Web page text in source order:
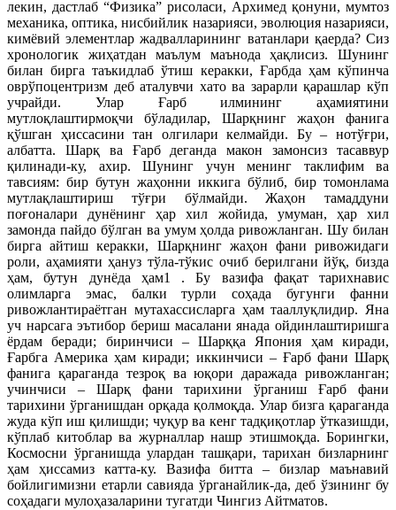
лекин, дастлаб “Физика” рисоласи, Архимед қонуни, мумтоз
механика, оптика, нисбийлик назарияси, эволюция назарияси,
кимёвий элементлар жадвалларининг ватанлари қаерда? Сиз
хронологик жиҳатдан маълум маънода ҳақлисиз. Шунинг
билан бирга таъкидлаб ўтиш керакки, Ғарбда ҳам кўпинча
оврўпоцентризм деб аталувчи хато ва зарарли қарашлар кўп
учрайди. Улар Ғарб илмининг аҳамиятини
мутлоқлаштирмоқчи бўладилар, Шарқнинг жаҳон фанига
қўшган ҳиссасини тан олгилари келмайди. Бу – нотўғри,
албатта. Шарқ ва Ғарб деганда макон замонсиз тасаввур
қилинади-ку, ахир. Шунинг учун менинг таклифим ва
тавсиям: бир бутун жаҳонни иккига бўлиб, бир томонлама
мутлақлаштириш тўғри бўлмайди. Жаҳон тамаддуни
поғоналари дунёнинг ҳар хил жойида, умуман, ҳар хил
замонда пайдо бўлган ва умум ҳолда ривожланган. Шу билан
бирга айтиш керакки, Шарқнинг жаҳон фани ривожидаги
роли, аҳамияти ҳануз тўла-тўкис очиб берилгани йўқ, бизда
ҳам, бутун дунёда ҳам1 . Бу вазифа фақат тарихнавис
олимларга эмас, балки турли соҳада бугунги фанни
ривожлантираётган мутахассисларга ҳам тааллуқлидир. Яна
уч нарсага эътибор бериш масалани янада ойдинлаштиришга
ёрдам беради; биринчиси – Шарққа Япония ҳам киради,
Ғарбга Америка ҳам киради; иккинчиси – Ғарб фани Шарқ
фанига қараганда тезроқ ва юқори даражада ривожланган;
учинчиси – Шарқ фани тарихини ўрганиш Ғарб фани
тарихини ўрганишдан орқада қолмоқда. Улар бизга қараганда
жуда кўп иш қилишди; чуқур ва кенг тадқиқотлар ўтказишди,
кўплаб китоблар ва журналлар нашр этишмоқда. Борингки,
Космосни ўрганишда улардан ташқари, тарихан бизларнинг
ҳам ҳиссамиз катта-ку. Вазифа битта – бизлар маънавий
бойлигимизни етарли савияда ўрганайлик-да, деб ўзининг бу
соҳадаги мулоҳазаларини тугатди Чингиз Айтматов.